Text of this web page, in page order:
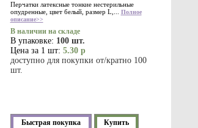
Перчатки латексные тонкие нестерильные
опудренные, цвет белый, размер L,... Полное
описание>>
В наличии на складе
В упаковке: 100 шт.
Цена за 1 шт: 5.30 р
доступно для покупки от/кратно 100
шт.
Быстрая покупка Купить